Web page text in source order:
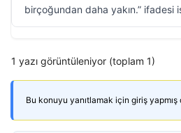
birçoğundan daha yakın.” ifadesi
1 yazı görüntüleniyor (toplam 1)
Bu konuyu yanıtlamak için giriş yapmış